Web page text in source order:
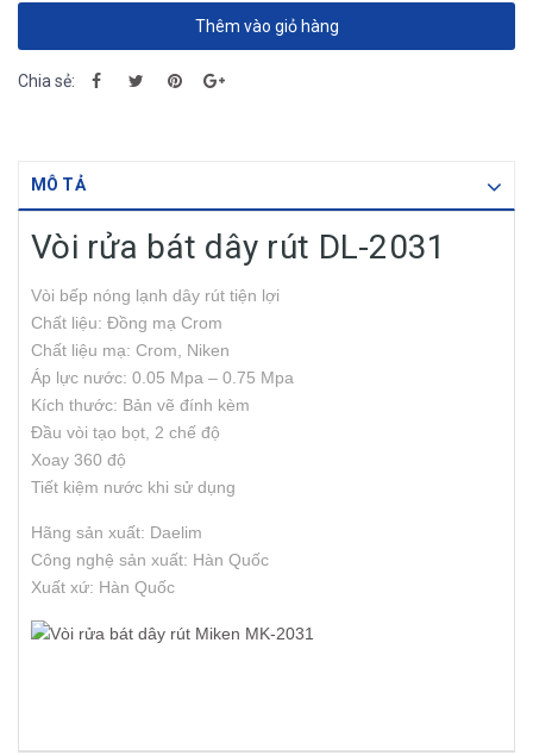
Thêm vào giỏ hàng
Chia sẻ:
MÔ TẢ
Vòi rửa bát dây rút DL-2031
Vòi bếp nóng lạnh dây rút tiện lợi
Chất liệu: Đồng mạ Crom
Chất liệu mạ: Crom, Niken
Áp lực nước: 0.05 Mpa – 0.75 Mpa
Kích thước: Bản vẽ đính kèm
Đầu vòi tạo bọt, 2 chế độ
Xoay 360 độ
Tiết kiệm nước khi sử dụng
Hãng sản xuất: Daelim
Công nghệ sản xuất: Hàn Quốc
Xuất xứ: Hàn Quốc